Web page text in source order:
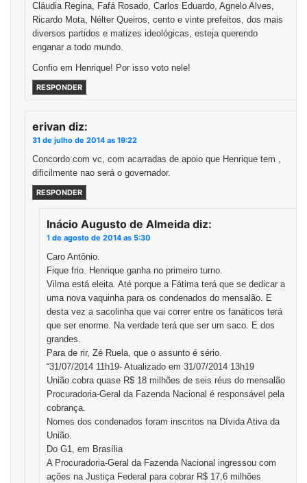
Cláudia Regina, Fafá Rosado, Carlos Eduardo, Agnelo Alves,
Ricardo Mota, Nélter Queiros, cento e vinte prefeitos, dos mais
diversos partidos e matizes ideológicas, esteja querendo
enganar a todo mundo.
Confio em Henrique! Por isso voto nele!
RESPONDER
erivan diz:
31 de julho de 2014 as 19:22
Concordo com vc, com acarradas de apoio que Henrique tem ,
dificilmente nao será o governador.
RESPONDER
Inácio Augusto de Almeida diz:
1 de agosto de 2014 as 5:30
Caro Antônio.
Fique frio. Henrique ganha no primeiro turno.
Vilma está eleita. Até porque a Fátima terá que se dedicar a
uma nova vaquinha para os condenados do mensalão. E
desta vez a sacolinha que vai correr entre os fanáticos terá
que ser enorme. Na verdade terá que ser um saco. E dos
grandes.
Para de rir, Zé Ruela, que o assunto é sério.
“31/07/2014 11h19- Atualizado em 31/07/2014 13h19
União cobra quase R$ 18 milhões de seis réus do mensalão
Procuradoria-Geral da Fazenda Nacional é responsável pela
cobrança.
Nomes dos condenados foram inscritos na Dívida Ativa da
União.
Do G1, em Brasília
A Procuradoria-Geral da Fazenda Nacional ingressou com
ações na Justiça Federal para cobrar R$ 17,6 milhões